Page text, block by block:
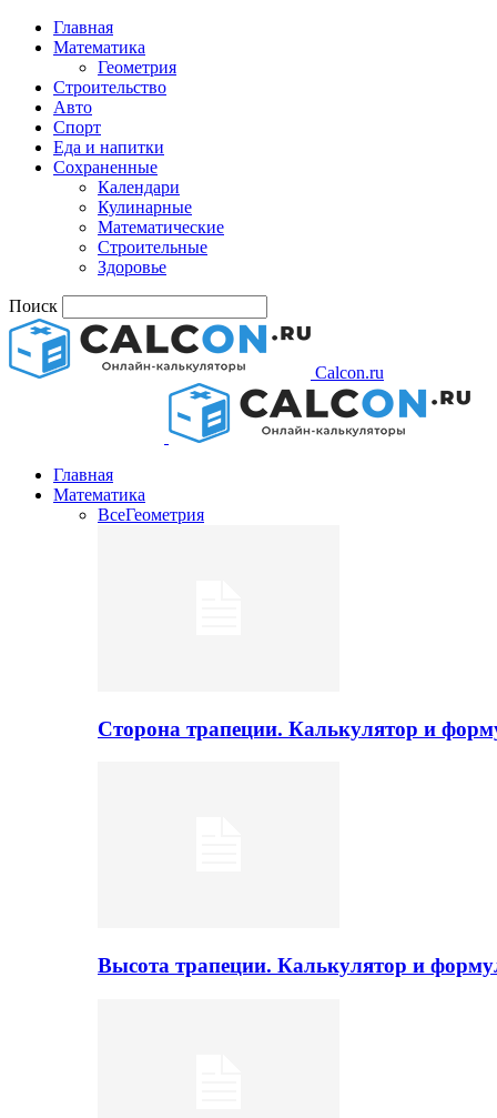
Главная
Математика
Геометрия
Строительство
Авто
Спорт
Еда и напитки
Сохраненные
Календари
Кулинарные
Математические
Строительные
Здоровье
Поиск
Calcon.ru
Главная
Математика
ВсеГеометрия
Сторона трапеции. Калькулятор и
Высота трапеции. Калькулятор и